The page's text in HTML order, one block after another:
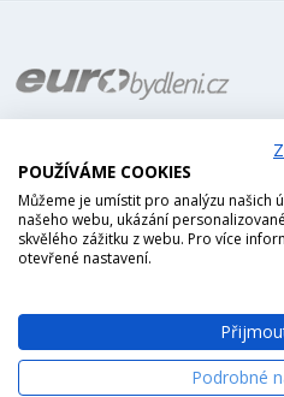
POUŽÍVÁME COOKIES
Můžeme je umístit pro analýzu našich
našeho webu, ukázání
skvělého zážitku z webu. Pro více
otevřené nastavení.
Podrobné